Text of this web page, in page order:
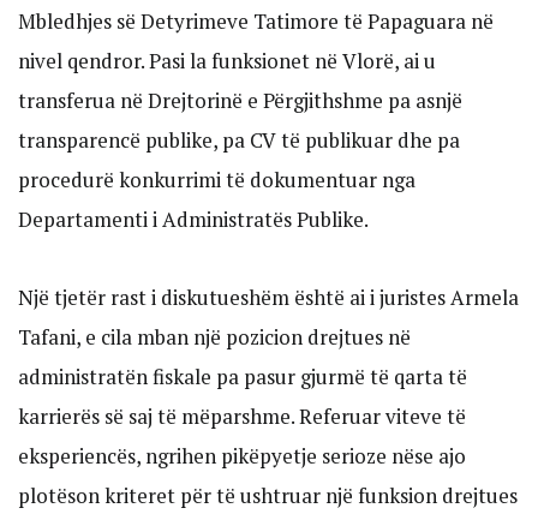
Mbledhjes së Detyrimeve Tatimore të Papaguara në
nivel qendror. Pasi la funksionet në Vlorë, ai u
transferua në Drejtorinë e Përgjithshme pa asnjë
transparencë publike, pa CV të publikuar dhe pa
procedurë konkurrimi të dokumentuar nga
Departamenti i Administratës Publike.
Një tjetër rast i diskutueshëm është ai i juristes Armela
Tafani, e cila mban një pozicion drejtues në
administratën fiskale pa pasur gjurmë të qarta të
karrierës së saj të mëparshme. Referuar viteve të
eksperiencës, ngrihen pikëpyetje serioze nëse ajo
plotëson kriteret për të ushtruar një funksion drejtues